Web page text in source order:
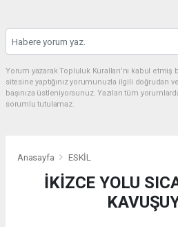
Yorum yazarak Topluluk Kuralları’nı kabul
sitesine yaptığınız yorumunuzla ilgili doğrudan
başınıza üstleniyorsunuz. Yazılan tüm
sorumlu tutulamaz.
Anasayfa ESKİL
İKİZCE YOLU